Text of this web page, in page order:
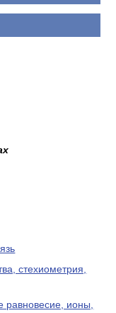
стехиометрия,
равновесие, ионы,